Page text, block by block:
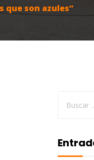
que son azules”